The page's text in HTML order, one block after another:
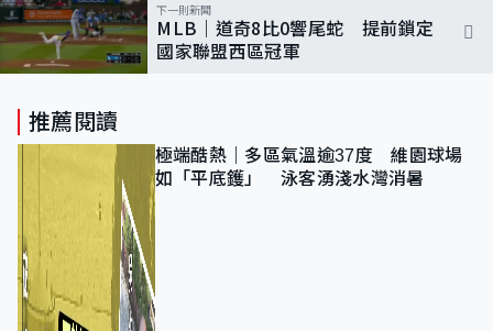
下一則新聞
MLB｜道奇8比0響尾蛇 提前鎖定
國家聯盟西區冠軍
推薦閱讀
極端酷熱｜多區氣溫逾37度 維園球場
如「平底鑊」 泳客湧淺水灣消暑